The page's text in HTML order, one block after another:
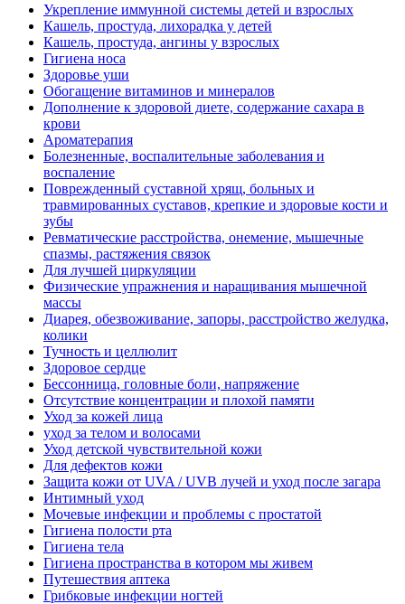
Укрепление иммунной системы детей и взрослых
Кашель, простуда, лихорадка у детей
Кашель, простуда, ангины у взрослых
Гигиена носа
Здоровье уши
Обогащение витаминов и минералов
Дополнение к здоровой диете, содержание сахара в
крови
Ароматерапия
Болезненные, воспалительные заболевания и
воспаление
Поврежденный суставной хрящ, больных и
травмированных суставов, крепкие и здоровые кости и
зубы
Ревматические расстройства, онемение, мышечные
спазмы, растяжения связок
Для лучшей циркуляции
Физические упражнения и наращивания мышечной
массы
Диарея, обезвоживание, запоры, расстройство желудка,
колики
Тучность и целлюлит
Здоровое сердце
Бессонница, головные боли, напряжение
Отсутствие концентрации и плохой памяти
Уход за кожей лица
уход за телом и волосами
Уход детской чувствительной кожи
Для дефектов кожи
Защита кожи от UVA / UVB лучей и уход после загара
Интимный уход
Мочевые инфекции и проблемы с простатой
Гигиена полости рта
Гигиена тела
Гигиена пространства в котором мы живем
Путешествия аптека
Грибковые инфекции ногтей